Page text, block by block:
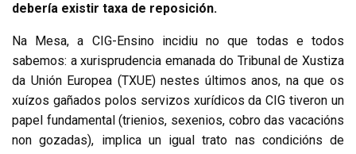
debería existir taxa de reposición.
Na Mesa, a CIG-Ensino incidiu no que todas e todos
sabemos: a xurisprudencia emanada do Tribunal de Xustiza
da Unión Europea (TXUE) nestes últimos anos, na que os
xuízos gañados polos servizos xurídicos da CIG tiveron un
papel fundamental (trienios, sexenios, cobro das vacacións
non gozadas), implica un igual trato nas condicións de